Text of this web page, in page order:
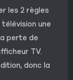
les 2 règles
une
perte de
TV.
donc la